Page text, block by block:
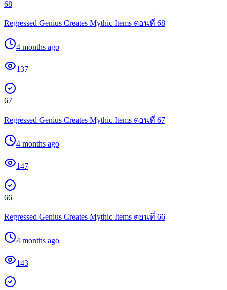
68
Regressed Genius Creates Mythic Items ตอนที่ 68
4 months ago
137
67
Regressed Genius Creates Mythic Items ตอนที่ 67
4 months ago
147
66
Regressed Genius Creates Mythic Items ตอนที่ 66
4 months ago
143